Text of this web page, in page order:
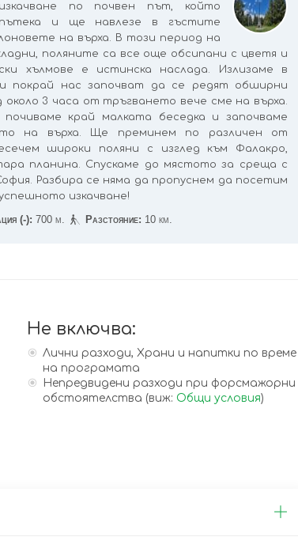
по почвен път, който
и ще навлезе в гъстите
на върха. В този период на
поляните са все още обсипани с цветя и
хълмове е истинска наслада. Излизаме в
покрай нас започват да се редят обширни
около 3 часа от тръгването вече сме на върха.
край малката беседка и започваме
на върха. Ще преминем по различен от
широки поляни с изглед към Фалакро,
планина. Спускаме до мястото за среща с
Разбира се няма да пропуснем да посетим
изкачване!
(-): 700 м. Разстояние: 10 км.
Не включва:
Лични разходи, Храни и напитки по време
на програмата
Непредвидени разходи при форсмажорни
обстоятелства (виж: Общи условия)